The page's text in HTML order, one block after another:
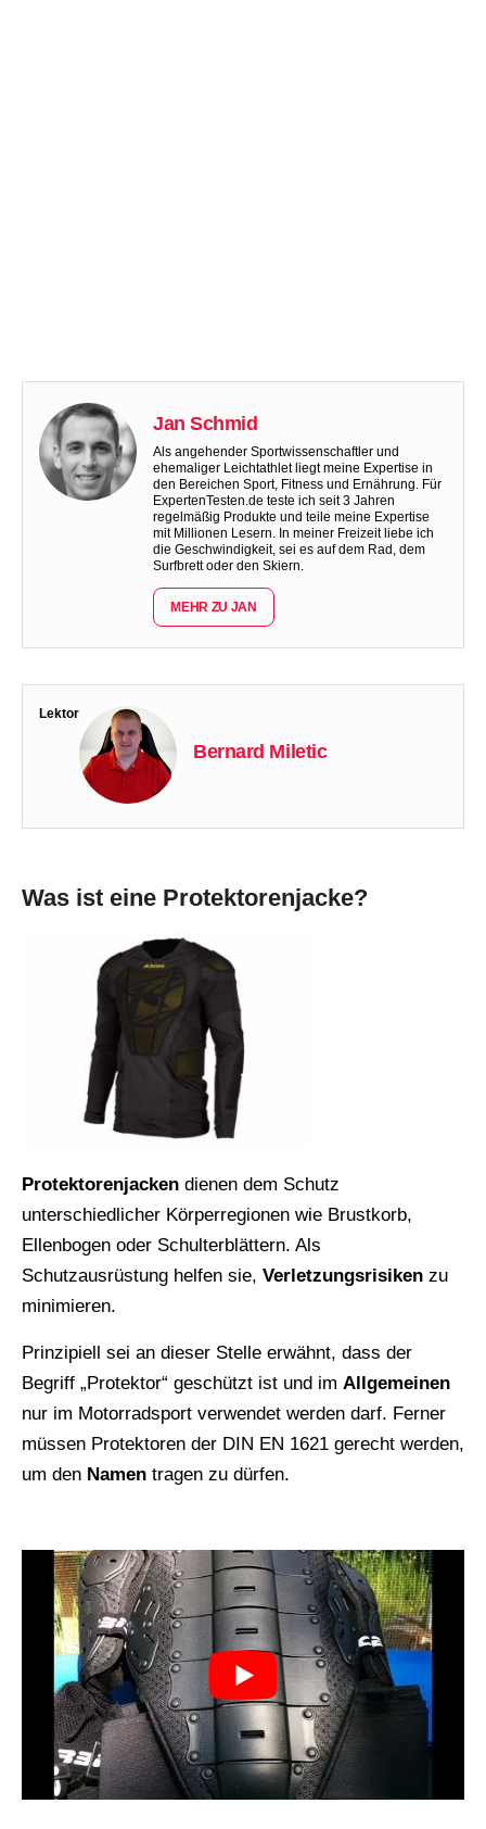
Jan Schmid
Als angehender Sportwissenschaftler und
ehemaliger Leichtathlet liegt meine Expertise in
den Bereichen Sport, Fitness und Ernährung. Für
ExpertenTesten.de teste ich seit 3 Jahren
regelmäßig Produkte und teile meine Expertise
mit Millionen Lesern. In meiner Freizeit liebe ich
die Geschwindigkeit, sei es auf dem Rad, dem
Surfbrett oder den Skiern.
MEHR ZU JAN
Lektor
Bernard Miletic
Was ist eine Protektorenjacke?
Protektorenjacken dienen dem Schutz
unterschiedlicher Körperregionen wie Brustkorb,
Ellenbogen oder Schulterblättern. Als
Schutzausrüstung helfen sie, Verletzungsrisiken zu
minimieren.
Prinzipiell sei an dieser Stelle erwähnt, dass der
Begriff „Protektor“ geschützt ist und im Allgemeinen
nur im Motorradsport verwendet werden darf. Ferner
müssen Protektoren der DIN EN 1621 gerecht werden,
um den Namen tragen zu dürfen.